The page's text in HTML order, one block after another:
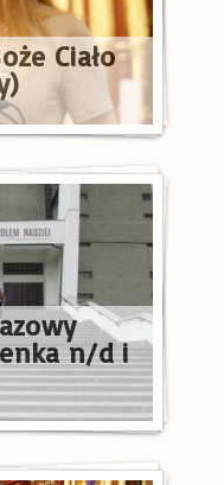
Ciało
n/d i